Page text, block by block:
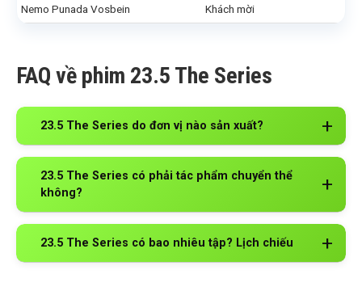
Nemo Punada Vosbein Khách mời
FAQ về phim 23.5 The Series
23.5 The Series do đơn vị nào sản xuất?
23.5 The Series có phải tác phẩm chuyển thể
không?
23.5 The Series có bao nhiêu tập? Lịch chiếu